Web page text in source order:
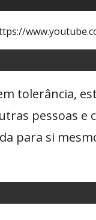
tolerância,
pessoas e
para si